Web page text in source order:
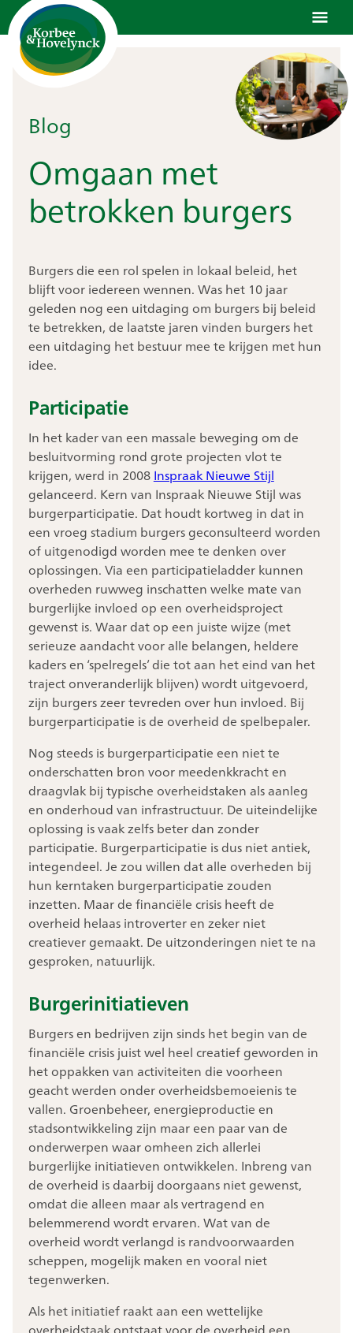
Ga
naar
inhoud
Blog
Omgaan met
betrokken burgers
Burgers die een rol spelen in lokaal beleid, het
blijft voor iedereen wennen. Was het 10 jaar
geleden nog een uitdaging om burgers bij beleid
te betrekken, de laatste jaren vinden burgers het
een uitdaging het bestuur mee te krijgen met hun
idee.
Participatie
In het kader van een massale beweging om de
besluitvorming rond grote projecten vlot te
krijgen, werd in 2008Inspraak Nieuwe Stijl
gelanceerd. Kern van Inspraak Nieuwe Stijl was
burgerparticipatie. Dat houdt kortweg in dat in
een vroeg stadium burgers geconsulteerd worden
of uitgenodigd worden mee te denken over
oplossingen. Via een participatieladder kunnen
overheden ruwweg inschatten welke mate van
burgerlijke invloed op een overheidsproject
gewenst is. Waar dat op een juiste wijze (met
serieuze aandacht voor alle belangen, heldere
kaders en ‘spelregels’ die tot aan het eind van het
traject onveranderlijk blijven) wordt uitgevoerd,
zijn burgers zeer tevreden over hun invloed. Bij
burgerparticipatie is de overheid de spelbepaler.
Nog steeds is burgerparticipatie een niet te
onderschatten bron voor meedenkkracht en
draagvlak bij typische overheidstaken als aanleg
en onderhoud van infrastructuur. De uiteindelijke
oplossing is vaak zelfs beter dan zonder
participatie. Burgerparticipatie is dus niet antiek,
integendeel. Je zou willen dat alle overheden bij
hun kerntaken burgerparticipatie zouden
inzetten. Maar de financiële crisis heeft de
overheid helaas introverter en zeker niet
creatiever gemaakt. De uitzonderingen niet te na
gesproken, natuurlijk.
Burgerinitiatieven
Burgers en bedrijven zijn sinds het begin van de
financiële crisis juist wel heel creatief geworden in
het oppakken van activiteiten die voorheen
geacht werden onder overheidsbemoeienis te
vallen. Groenbeheer, energieproductie en
stadsontwikkeling zijn maar een paar van de
onderwerpen waar omheen zich allerlei
burgerlijke initiatieven ontwikkelen. Inbreng van
de overheid is daarbij doorgaans niet gewenst,
omdat die alleen maar als vertragend en
belemmerend wordt ervaren. Wat van de
overheid wordt verlangd is randvoorwaarden
scheppen, mogelijk maken en vooral niet
tegenwerken.
Als het initiatief raakt aan een wettelijke